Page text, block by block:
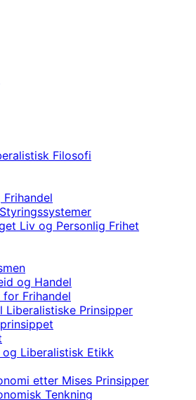
Filosofi
Liv og Personlig Frihet
og Handel
for Frihandel
Liberalistiske Prinsipper
Liberalistisk Etikk
etter Mises Prinsipper
Tenkning